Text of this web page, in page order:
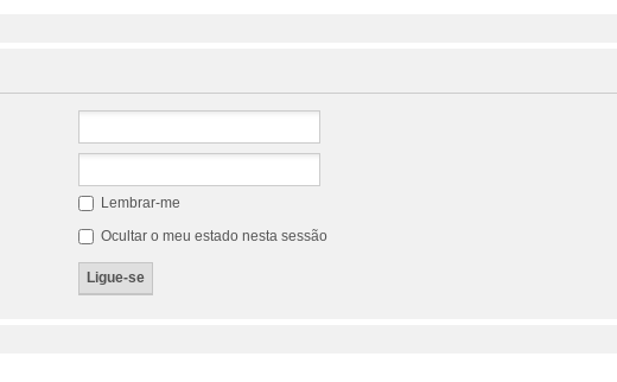
Lembrar-me
Ocultar o meu estado nesta sessão